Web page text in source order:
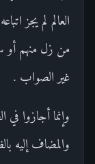
العالم لم يجز
من زل منهم أو
غير الصواب .
وإنما أجازوا
والمضاف إليه